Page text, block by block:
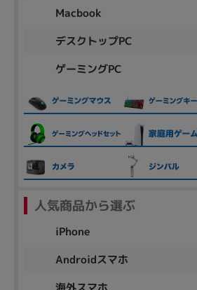
Macbook
デスクトップPC
ゲーミングPC
人気商品から選ぶ
iPhone
Androidスマホ
円 ～
各項目のチェックボックスは「or検索」となります。